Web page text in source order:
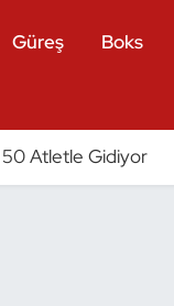
Güreş Boks
50 Atletle Gidiyor